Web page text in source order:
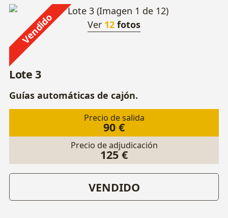
Vendido Ver 12 fotos
Lote 3
Guías automáticas de cajón.
Precio de salida
90 €
Precio de adjudicación
125 €
VENDIDO